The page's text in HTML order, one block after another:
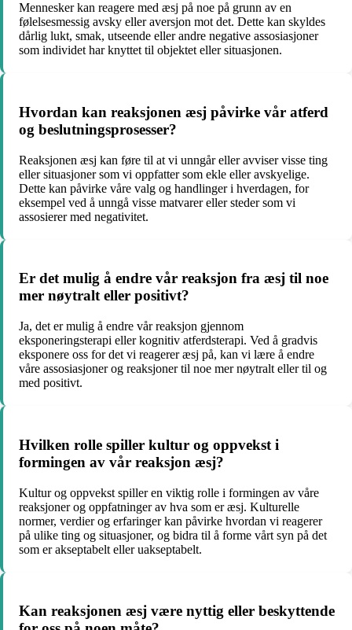
Mennesker kan reagere med æsj på noe på grunn av en
følelsesmessig avsky eller aversjon mot det. Dette kan skyldes
dårlig lukt, smak, utseende eller andre negative assosiasjoner
som individet har knyttet til objektet eller situasjonen.
Hvordan kan reaksjonen æsj påvirke vår atferd
og beslutningsprosesser?
Reaksjonen æsj kan føre til at vi unngår eller avviser visse ting
eller situasjoner som vi oppfatter som ekle eller avskyelige.
Dette kan påvirke våre valg og handlinger i hverdagen, for
eksempel ved å unngå visse matvarer eller steder som vi
assosierer med negativitet.
Er det mulig å endre vår reaksjon fra æsj til noe
mer nøytralt eller positivt?
Ja, det er mulig å endre vår reaksjon gjennom
eksponeringsterapi eller kognitiv atferdsterapi. Ved å gradvis
eksponere oss for det vi reagerer æsj på, kan vi lære å endre
våre assosiasjoner og reaksjoner til noe mer nøytralt eller til og
med positivt.
Hvilken rolle spiller kultur og oppvekst i
formingen av vår reaksjon æsj?
Kultur og oppvekst spiller en viktig rolle i formingen av våre
reaksjoner og oppfatninger av hva som er æsj. Kulturelle
normer, verdier og erfaringer kan påvirke hvordan vi reagerer
på ulike ting og situasjoner, og bidra til å forme vårt syn på det
som er akseptabelt eller uakseptabelt.
Kan reaksjonen æsj være nyttig eller beskyttende